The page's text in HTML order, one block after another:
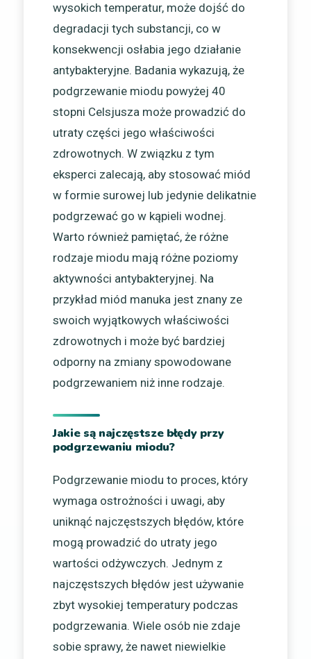
wysokich temperatur, może dojść do
degradacji tych substancji, co w
konsekwencji osłabia jego działanie
antybakteryjne. Badania wykazują, że
podgrzewanie miodu powyżej 40
stopni Celsjusza może prowadzić do
utraty części jego właściwości
zdrowotnych. W związku z tym
eksperci zalecają, aby stosować miód
w formie surowej lub jedynie delikatnie
podgrzewać go w kąpieli wodnej.
Warto również pamiętać, że różne
rodzaje miodu mają różne poziomy
aktywności antybakteryjnej. Na
przykład miód manuka jest znany ze
swoich wyjątkowych właściwości
zdrowotnych i może być bardziej
odporny na zmiany spowodowane
podgrzewaniem niż inne rodzaje.
Jakie są najczęstsze błędy przy
podgrzewaniu miodu?
Podgrzewanie miodu to proces, który
wymaga ostrożności i uwagi, aby
uniknąć najczęstszych błędów, które
mogą prowadzić do utraty jego
wartości odżywczych. Jednym z
najczęstszych błędów jest używanie
zbyt wysokiej temperatury podczas
podgrzewania. Wiele osób nie zdaje
sobie sprawy, że nawet niewielkie